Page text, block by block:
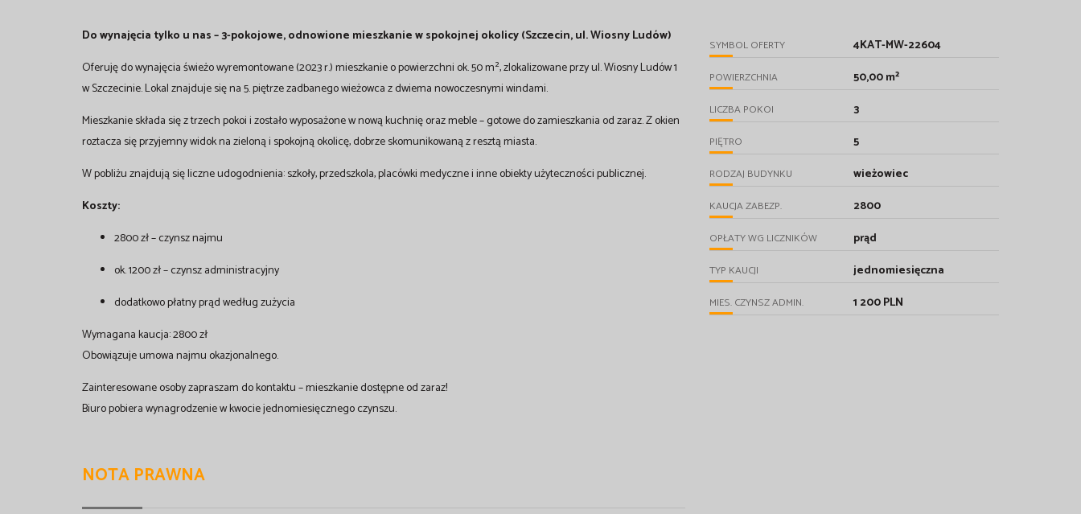
Do wynajęcia tylko u nas – 3-pokojowe, odnowione mieszkanie w spokojnej okolicy (Szczecin, ul. Wiosny Ludów)
Oferuję do wynajęcia świeżo wyremontowane (2023 r.) mieszkanie o powierzchni ok. 50 m², zlokalizowane przy ul. Wiosny Ludów 1
w Szczecinie. Lokal znajduje się na 5. piętrze zadbanego wieżowca z dwiema nowoczesnymi windami.
Mieszkanie składa się z trzech pokoi i zostało wyposażone w nową kuchnię oraz meble – gotowe do zamieszkania od zaraz. Z okien
roztacza się przyjemny widok na zieloną i spokojną okolicę, dobrze skomunikowaną z resztą miasta.
W pobliżu znajdują się liczne udogodnienia: szkoły, przedszkola, placówki medyczne i inne obiekty użyteczności publicznej.
Koszty:
2800 zł – czynsz najmu
ok. 1200 zł – czynsz administracyjny
dodatkowo płatny prąd według zużycia
Wymagana kaucja: 2800 zł
Obowiązuje umowa najmu okazjonalnego.
Zainteresowane osoby zapraszam do kontaktu – mieszkanie dostępne od zaraz!
Biuro pobiera wynagrodzenie w kwocie jednomiesięcznego czynszu.
NOTA PRAWNA
SYMBOL OFERTY 4KAT-MW-22604
POWIERZCHNIA 50,00 m²
LICZBA POKOI 3
PIĘTRO 5
RODZAJ BUDYNKU wieżowiec
KAUCJA ZABEZP. 2800
OPŁATY WG LICZNIKÓW prąd
TYP KAUCJI jednomiesięczna
MIES. CZYNSZ ADMIN. 1 200 PLN